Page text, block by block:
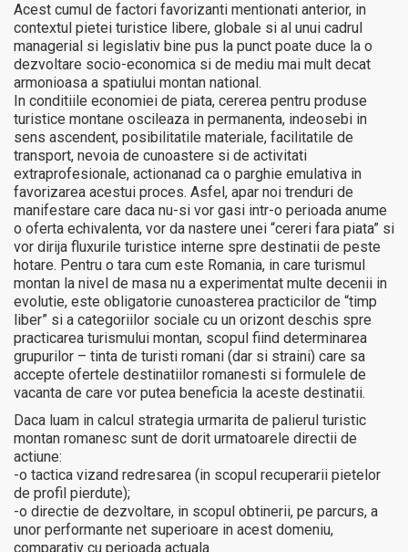
Acest cumul de factori favorizanti mentionati anterior, in
contextul pietei turistice libere, globale si al unui cadrul
managerial si legislativ bine pus la punct poate duce la o
dezvoltare socio-economica si de mediu mai mult decat
armonioasa a spatiului montan national.
In conditiile economiei de piata, cererea pentru produse
turistice montane oscileaza in permanenta, indeosebi in
sens ascendent, posibilitatile materiale, facilitatile de
transport, nevoia de cunoastere si de activitati
extraprofesionale, actionanad ca o parghie emulativa in
favorizarea acestui proces. Asfel, apar noi trenduri de
manifestare care daca nu-si vor gasi intr-o perioada anume
o oferta echivalenta, vor da nastere unei “cereri fara piata” si
vor dirija fluxurile turistice interne spre destinatii de peste
hotare. Pentru o tara cum este Romania, in care turismul
montan la nivel de masa nu a experimentat multe decenii in
evolutie, este obligatorie cunoasterea practicilor de “timp
liber” si a categoriilor sociale cu un orizont deschis spre
practicarea turismului montan, scopul fiind determinarea
grupurilor – tinta de turisti romani (dar si straini) care sa
accepte ofertele destinatiilor romanesti si formulele de
vacanta de care vor putea beneficia la aceste destinatii.
Daca luam in calcul strategia urmarita de palierul turistic
montan romanesc sunt de dorit urmatoarele directii de
actiune:
-o tactica vizand redresarea (in scopul recuperarii pietelor
de profil pierdute);
-o directie de dezvoltare, in scopul obtinerii, pe parcurs, a
unor performante net superioare in acest domeniu,
comparativ cu perioada actuala.